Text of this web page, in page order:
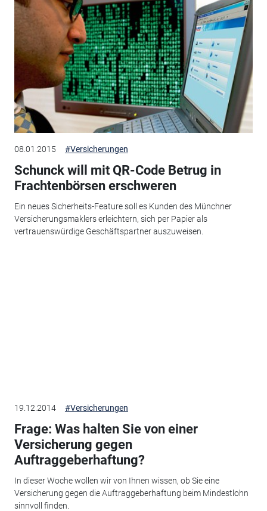
08.01.2015 #Versicherungen
Schunck will mit QR-Code Betrug in
Frachtenbörsen erschweren
Ein neues Sicherheits-Feature soll es Kunden des Münchner
Versicherungsmaklers erleichtern, sich per Papier als
vertrauenswürdige Geschäftspartner auszuweisen.
19.12.2014 #Versicherungen
Frage: Was halten Sie von einer
Versicherung gegen
Auftraggeberhaftung?
In dieser Woche wollen wir von Ihnen wissen, ob Sie eine
Versicherung gegen die Auftraggeberhaftung beim Mindestlohn
sinnvoll finden.